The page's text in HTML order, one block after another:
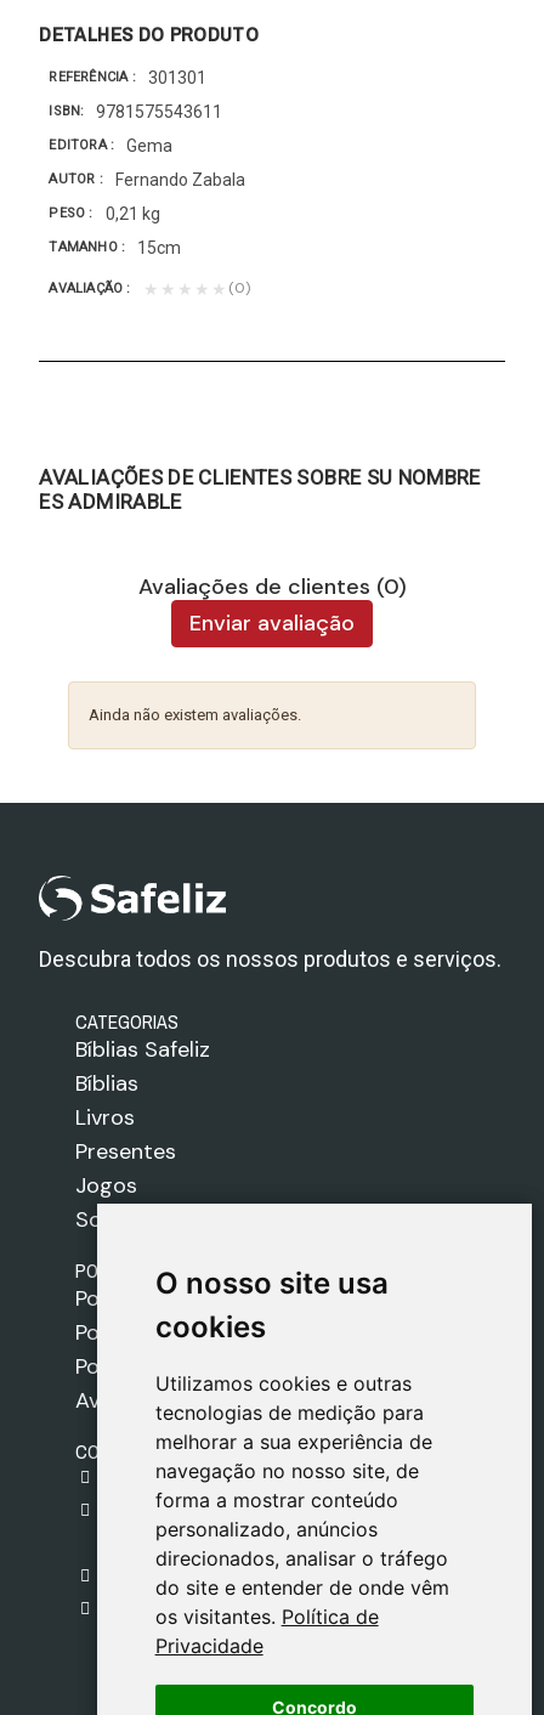
O nosso site usa
cookies
Utilizamos cookies e outras
tecnologias de medição para
melhorar a sua experiência de
navegação no nosso site, de
forma a mostrar conteúdo
personalizado, anúncios
direcionados, analisar o tráfego
do site e entender de onde vêm
os visitantes. Política de
Privacidade
Concordo
O nosso site usa
cookies
Utilizamos cookies e outras
tecnologias de medição para
melhorar a sua experiência de
navegação no nosso site, de
forma a mostrar conteúdo
personalizado, anúncios
direcionados, analisar o tráfego
do site e entender de onde vêm
os visitantes. Política de
Privacidade
Concordo
DETALHES DO PRODUTO
REFERÊNCIA 301301
ISBN 9781575543611
EDITORA Gema
AUTOR Fernando Zabala
PESO 0,21 kg
TAMANHO 15cm
AVALIAÇÃO ★★★★★ (0)
AVALIAÇÕES DE CLIENTES SOBRE SU NOMBRE
ES ADMIRABLE
Avaliações de clientes (0)
Enviar avaliação
Ainda não existem avaliações.
Descubra todos os nossos produtos e serviços.
CATEGORIAS
Bíblias Safeliz
Bíblias
Livros
Presentes
Jogos
Sobre nós
POLÍTICAS
Política de Envios
Política de Cookies
Política de Privacidade
Aviso Legal
CONTACTO
gestion@safeliz.com
C. del Pradillo, 6, 28770 Colmenar Viejo,
Madrid
+34 918 459 877
Segunda a Sexta
09:00 - 13:00